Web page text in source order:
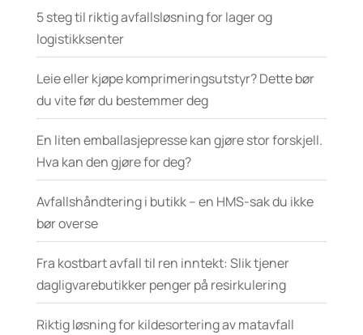
5 steg til riktig avfallsløsning for lager og
logistikksenter
Leie eller kjøpe komprimeringsutstyr? Dette bør
du vite før du bestemmer deg
En liten emballasjepresse kan gjøre stor forskjell.
Hva kan den gjøre for deg?
Avfallshåndtering i butikk – en HMS-sak du ikke
bør overse
Fra kostbart avfall til ren inntekt: Slik tjener
dagligvarebutikker penger på resirkulering
Riktig løsning for kildesortering av matavfall